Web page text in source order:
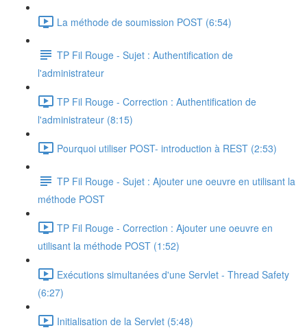
La méthode de soumission POST (6:54)
TP Fil Rouge - Sujet : Authentification de
l'administrateur
TP Fil Rouge - Correction : Authentification de
l'administrateur (8:15)
Pourquoi utiliser POST- introduction à REST (2:53)
TP Fil Rouge - Sujet : Ajouter une oeuvre en utilisant la
méthode POST
TP Fil Rouge - Correction : Ajouter une oeuvre en
utilisant la méthode POST (1:52)
Exécutions simultanées d'une Servlet - Thread Safety
(6:27)
Initialisation de la Servlet (5:48)